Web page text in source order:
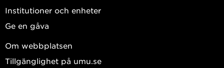
Institutioner och enheter
Ge en gåva
Om webbplatsen
Tillgänglighet på umu.se